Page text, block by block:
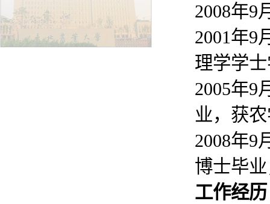
2008年9
2001年9
理学学
2005年9
业，获
2008年9
博士毕
工作经